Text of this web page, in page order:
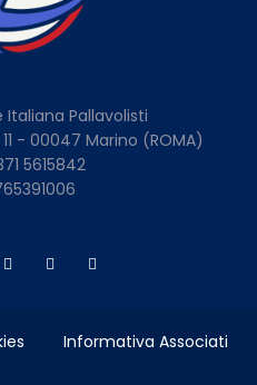
Italiana Pallavolisti
- 00047 Marino (ROMA)
5615842
Informativa Associati